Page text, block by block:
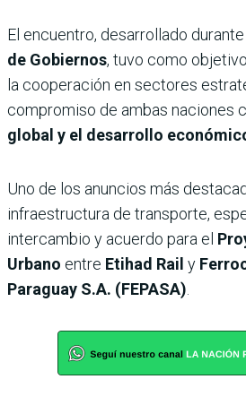
El encuentro, desarrollado durante
de Gobiernos, tuvo como
la cooperación en sectores
compromiso de ambas naciones
global y el desarrollo
Uno de los anuncios más
infraestructura de transporte,
intercambio y acuerdo para el
Urbano entre Etihad Rail y
Paraguay S.A. (FEPASA)